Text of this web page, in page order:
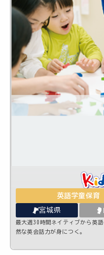
英語学童保育
宮城県
最大週30時間ネイティブから英
然な英会話力が身につく。